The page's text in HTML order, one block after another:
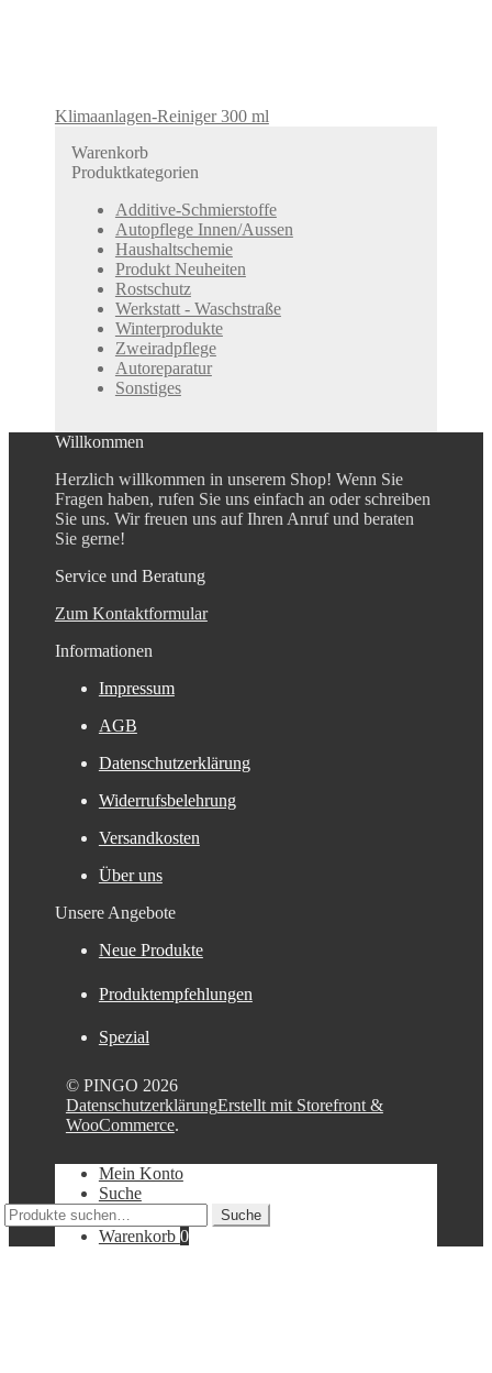
Klimaanlagen-Reiniger 300 ml
Warenkorb
Produktkategorien
Additive-Schmierstoffe
Autopflege Innen/Aussen
Haushaltschemie
Produkt Neuheiten
Rostschutz
Werkstatt - Waschstraße
Winterprodukte
Zweiradpflege
Autoreparatur
Sonstiges
Willkommen
Herzlich willkommen in unserem Shop! Wenn Sie
Fragen haben, rufen Sie uns einfach an oder schreiben
Sie uns. Wir freuen uns auf Ihren Anruf und beraten
Sie gerne!
Service und Beratung
Zum Kontaktformular
Informationen
Impressum
AGB
Datenschutzerklärung
Widerrufsbelehrung
Versandkosten
Über uns
Unsere Angebote
Neue Produkte
Produktempfehlungen
Spezial
© PINGO 2026
DatenschutzerklärungErstellt mit Storefront &
WooCommerce.
Mein Konto
Suche
Suche
nach:
Suche
Warenkorb 0